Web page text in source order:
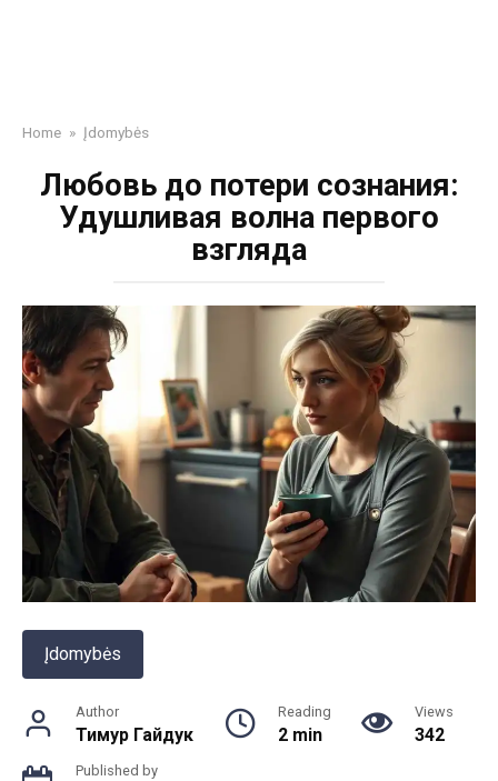
Home » Įdomybės
Любовь до потери сознания:
Удушливая волна первого
взгляда
Įdomybės
Author
Тимур Гайдук
Reading
2 min
Views
342
Published by